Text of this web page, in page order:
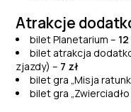
Atrakcje
bilet Planetarium–
bilet atrakcja
zjazdy)– 7 zł
bilet gra „Misja
bilet gra